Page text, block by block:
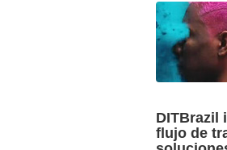
DITBrazil
flujo de